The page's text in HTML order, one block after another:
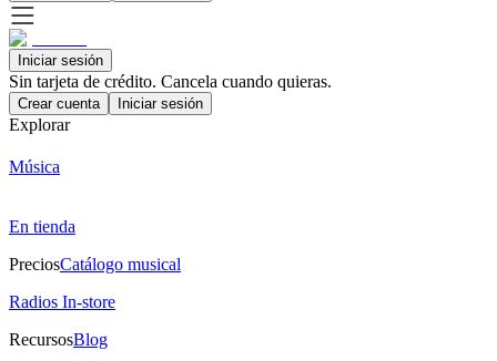
Iniciar sesión
Sin tarjeta de crédito. Cancela cuando quieras.
Crear cuenta Iniciar sesión
Explorar
Música
En tienda
PreciosCatálogo musical
Radios In-store
RecursosBlog